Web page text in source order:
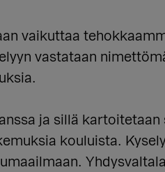
vaikuttaa
vastataan
ja sillä kartoitetaan
kouluista.